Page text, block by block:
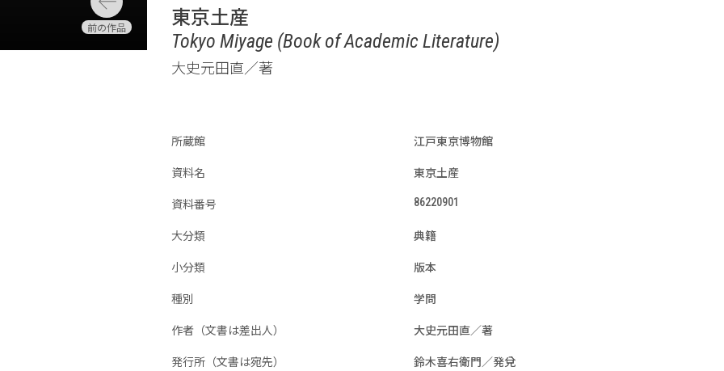
東京土産
Tokyo Miyage (Book of Academic Literature)
大史元田直／著
所蔵館 江戸東京博物館
資料名 東京土産
資料番号 86220901
大分類 典籍
小分類 版本
種別 学問
作者（文書は差出人） 大史元田直／著
発行所（文書は宛先） 鈴木喜右衛門／発兌